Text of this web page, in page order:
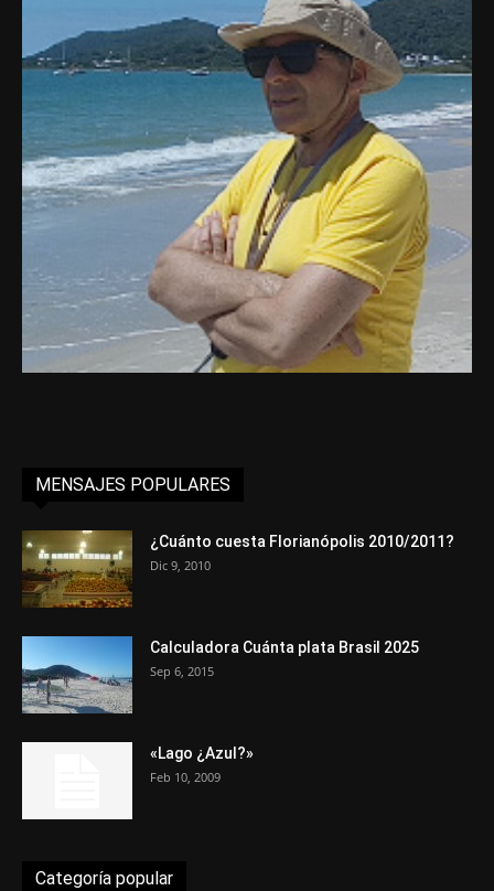
MENSAJES POPULARES
¿Cuánto cuesta Florianópolis 2010/2011?
Dic 9, 2010
Calculadora Cuánta plata Brasil 2025
Sep 6, 2015
«Lago ¿Azul?»
Feb 10, 2009
Categoría popular